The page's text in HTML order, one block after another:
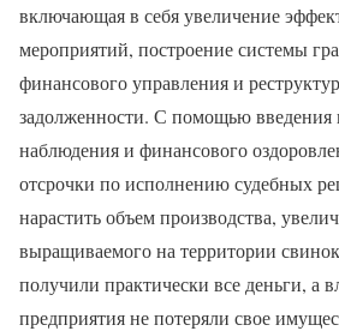
включающая в себя увеличение
мероприятий, построение системы
финансового управления и
задолженности. С помощью введения
наблюдения и финансового
отсрочки по исполнению судебных
нарастить объем производства,
выращиваемого на территории
получили практически все деньги, а
предприятия не потеряли свое